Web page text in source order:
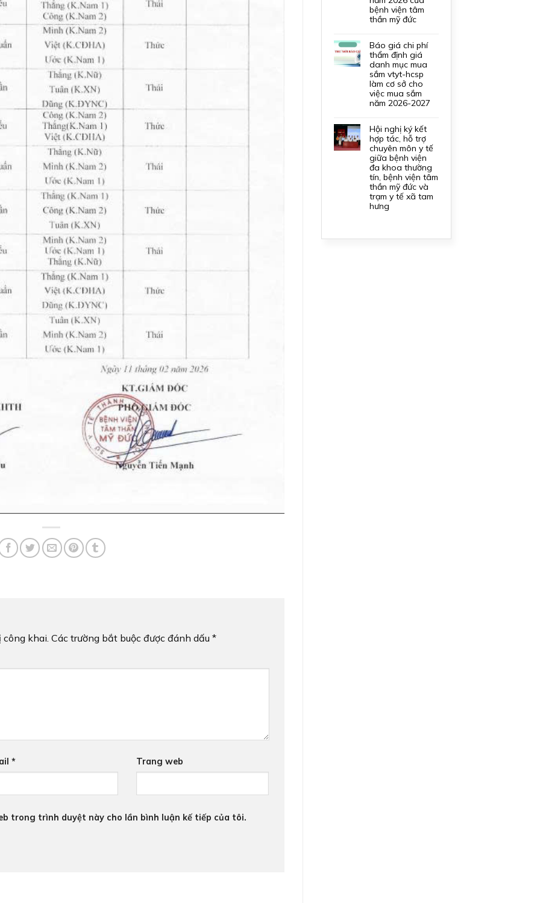
khai. Các trường bắt buộc được đánh dấu *
* Trang web
trong trình duyệt này cho lần bình luận kế tiếp của tôi.
bệnh viện tâm
thần mỹ đức
báo giá chi phí
thẩm định giá
danh mục mua
sắm vtyt-hcsp
làm cơ sở cho
việc mua sắm
năm 2026-2027
hội nghị ký kết
hợp tác, hỗ trợ
chuyên môn y tế
giữa bệnh viện
đa khoa thường
tín, bệnh viện tâm
thần mỹ đức và
trạm y tế xã tam
hưng